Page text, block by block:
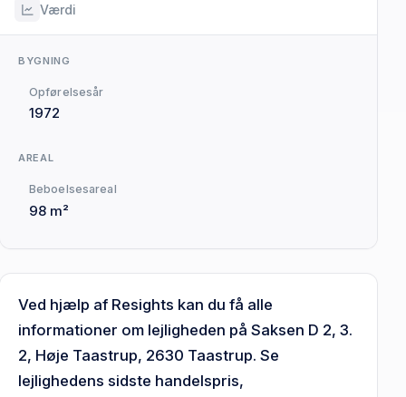
Værdi
BYGNING
Opførelsesår
1972
AREAL
Beboelsesareal
98 m²
Ved hjælp af Resights kan du få alle
informationer om lejligheden på Saksen D 2, 3.
2, Høje Taastrup, 2630 Taastrup. Se
lejlighedens sidste handelspris,